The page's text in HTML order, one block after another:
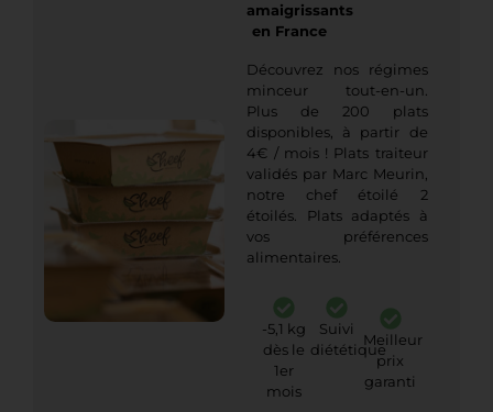
amaigrissants
en France
Découvrez nos régimes
minceur tout-en-un.
Plus de 200 plats
disponibles, à partir de
4€ / mois ! Plats traiteur
validés par Marc Meurin,
notre chef étoilé 2
étoilés. Plats adaptés à
vos préférences
alimentaires.
-5,1 kg
dès le
1er
mois
Suivi
diététique
Meilleur
prix
garanti